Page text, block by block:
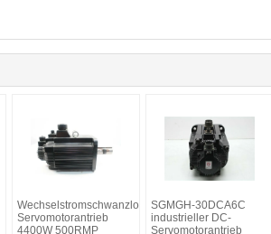
Wechselstromschwanzloser
Servomotorantrieb
4400W 500RMP
SGMGH-30DCA6C
industrieller DC-
Servomotorantrieb